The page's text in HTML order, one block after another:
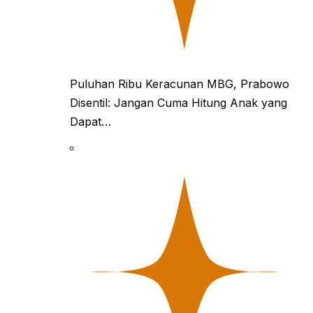
Puluhan Ribu Keracunan MBG, Prabowo
Disentil: Jangan Cuma Hitung Anak yang
Dapat…